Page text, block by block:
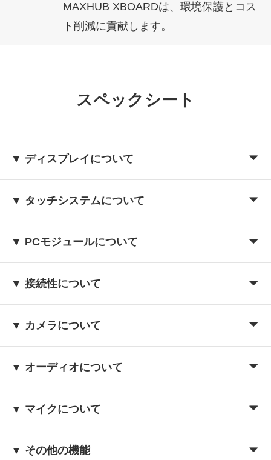
MAXHUB XBOARDは、環境保護とコス
ト削減に貢献します。
スペックシート
▼ ディスプレイについて
▼ タッチシステムについて
▼ PCモジュールについて
▼ 接続性について
▼ カメラについて
▼ オーディオについて
▼ マイクについて
▼ その他の機能